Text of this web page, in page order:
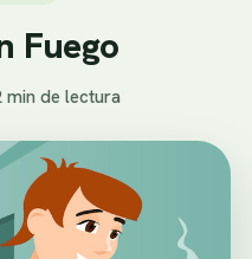
Fuego
min de lectura